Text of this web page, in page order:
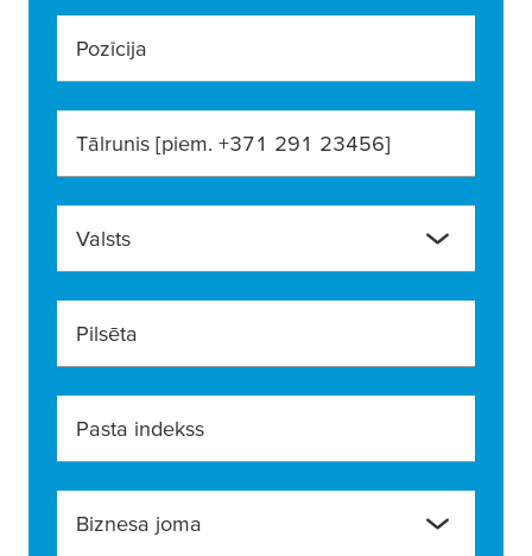
Pozīcija
Tālrunis [piem. +371 291 23456]
Valsts
Pilsēta
Pasta indekss
Biznesa joma